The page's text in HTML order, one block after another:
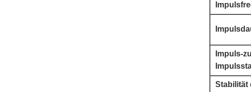
Impuls-
Stabilität